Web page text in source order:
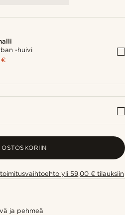
-huivi
€
yli 59,00 € tilauksiin
ja pehmeä